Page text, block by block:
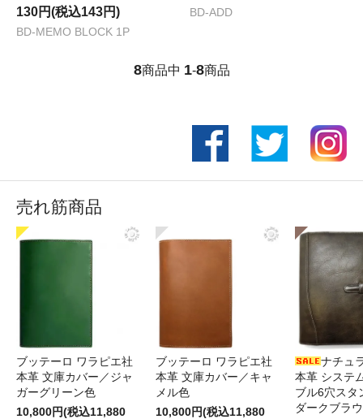
130円(税込143円)
BD-MEMO BLOCK 1P
BD-ADD
8商品中 1-8商品
売れ筋商品
ブッテーロ ワラピエ社
本革 文庫カバー／ジャ
ガーグリーン色
10,800円(税込11,880
ブッテーロ ワラピエ社
本革 文庫カバー／キャ
メル色
10,800円(税込11,880
ナチュ
本革 システ
ブル6穴スタ
ダークブラ